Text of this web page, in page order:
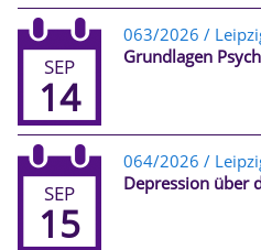
SEP
14
063/2026 /
Grundlagen
SEP
15
064/2026 /
Depression über